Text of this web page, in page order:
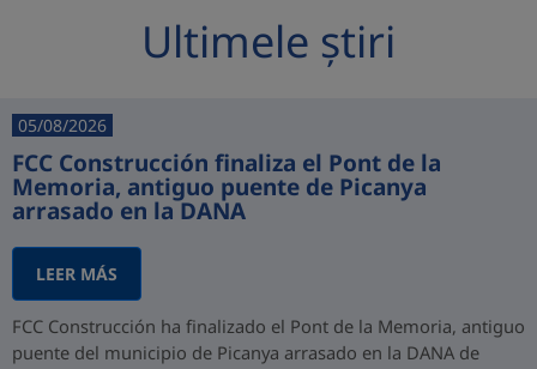
Ultimele știri
05/08/2026
FCC Construcción finaliza el Pont de la
Memoria, antiguo puente de Picanya
arrasado en la DANA
LEER MÁS
FCC Construcción ha finalizado el Pont de la Memoria, antiguo
puente del municipio de Picanya arrasado en la DANA de